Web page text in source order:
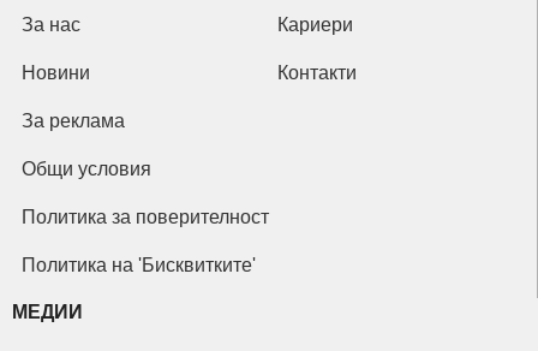
За нас Кариери
Новини Контакти
За реклама
Общи условия
Политика за поверителност
Политика на 'Бисквитките'
МЕДИИ